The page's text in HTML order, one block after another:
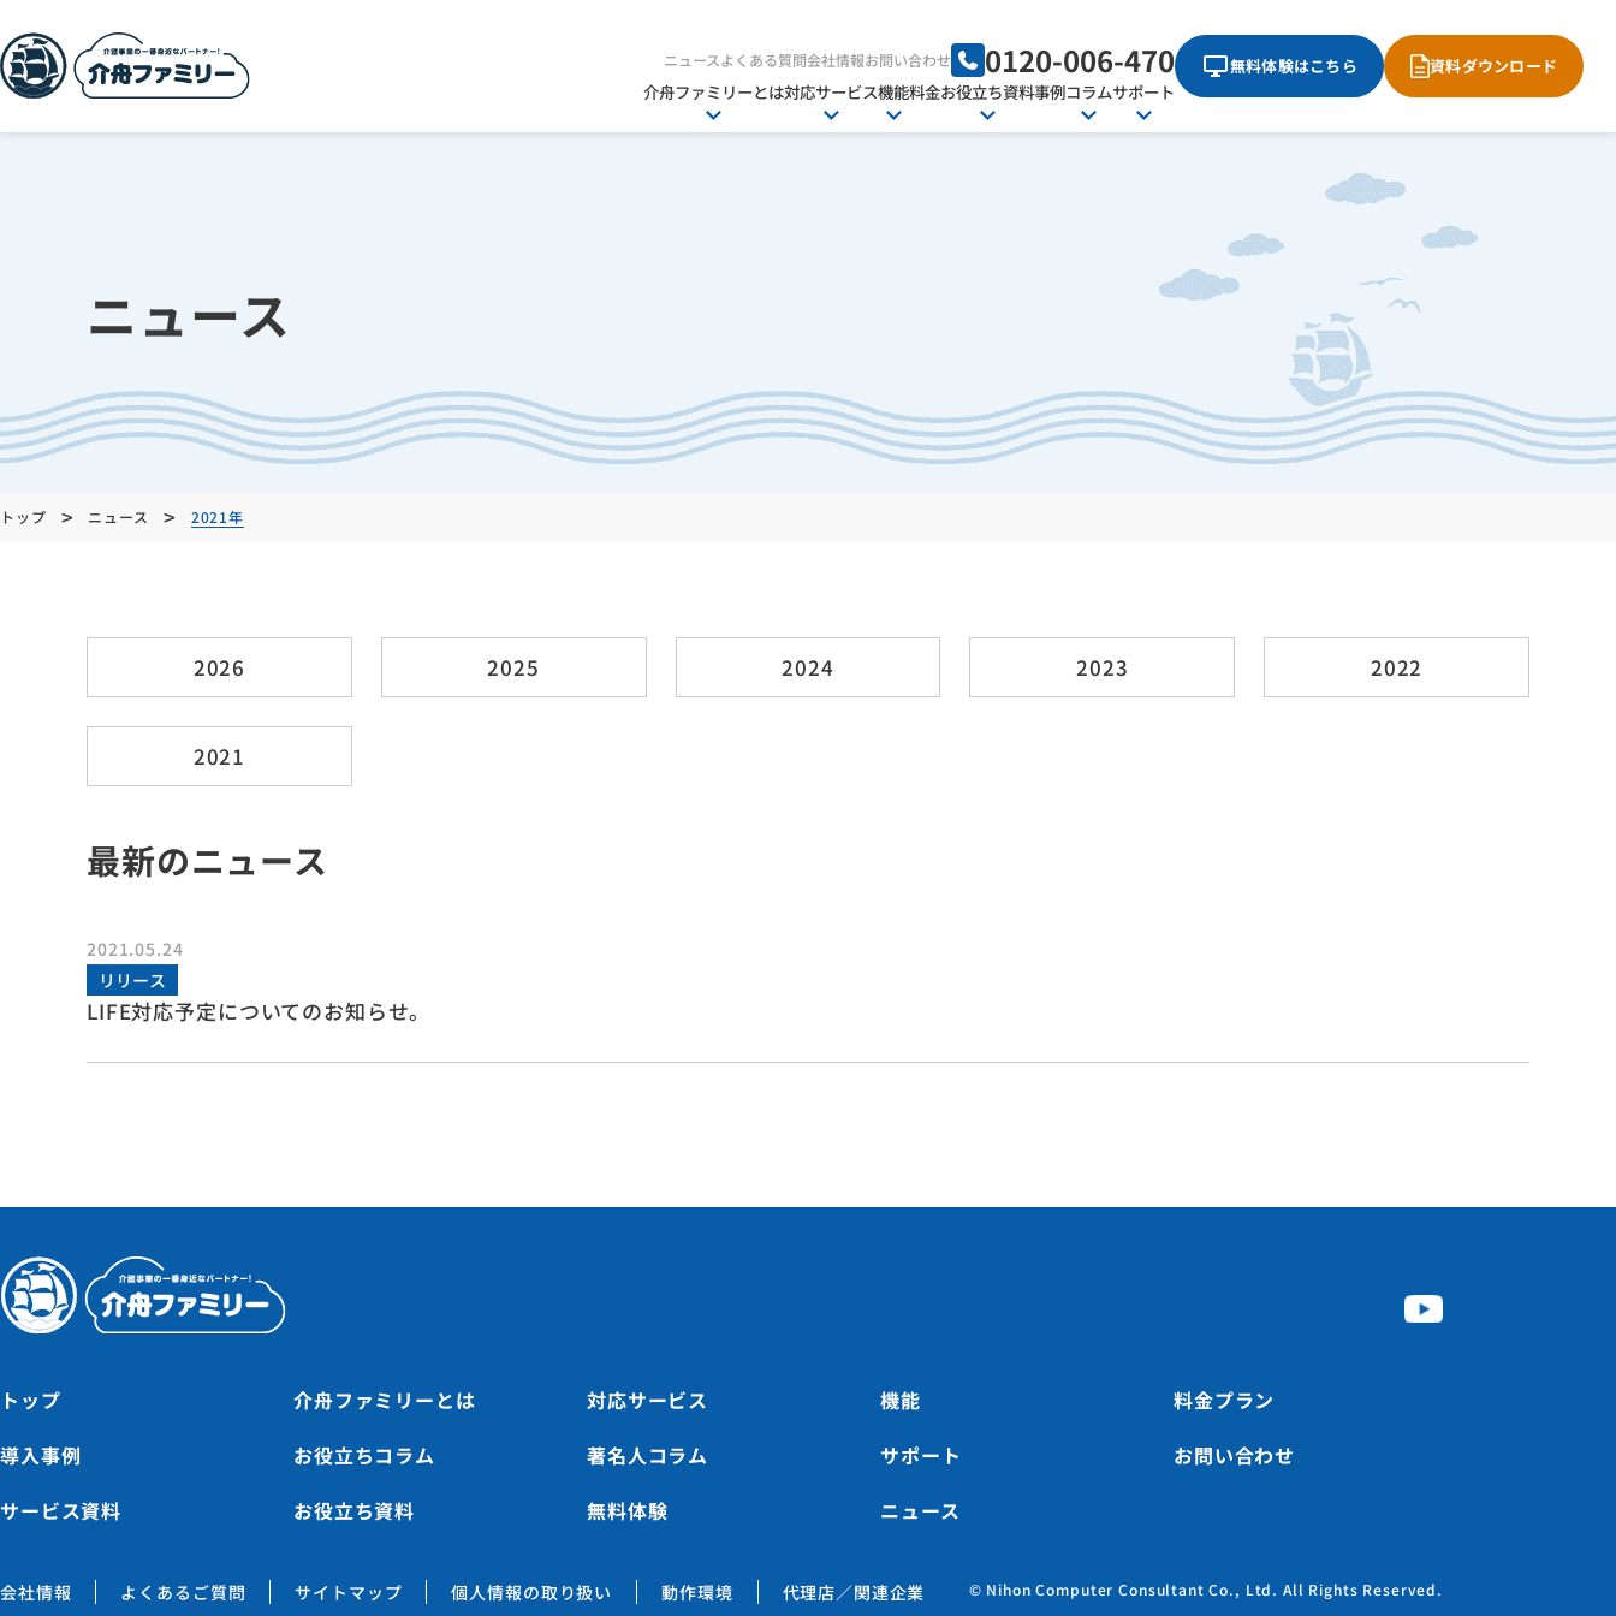
ニュースよくある質問会社情報お問い合わせ 0120-006-470
介舟ファミリーとは対応サービス機能料金お役立ち資料事例コラムサポート
無料体験はこちら 資料ダウンロード
ニュース
トップ > ニュース > 2021年
2026 2025 2024 2023 2022
2021
最新のニュース
2021.05.24
リリース
LIFE対応予定についてのお知らせ。
トップ 介舟ファミリーとは 対応サービス 機能
料金プラン
導入事例
お役立ちコラム 著名人コラム サポート
お問い合わせ
サービス資料
お役立ち資料 無料体験 ニュース
会社情報 よくあるご質問 サイトマップ 個人情報の取り扱い 動作環境 代理店／関連企業 © Nihon Computer Consultant Co., Ltd. All Rights Reserved.